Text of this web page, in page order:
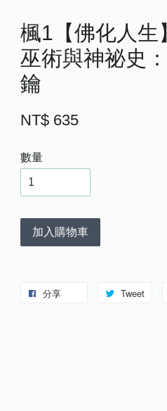
楓1【佛化人生
巫術與神祕史
鑰
NT$ 635
數量
加入購物車
分享 Tweet